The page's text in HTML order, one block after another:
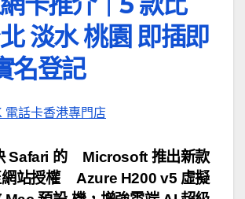
淡水 桃園 即插即
名登記
電話卡香港專門店
Microsoft 推出新款
Azure H200 v5 虛擬
Safari 的
站授權